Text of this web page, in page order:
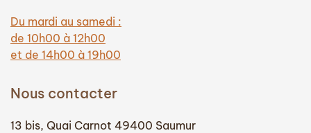
Du mardi au samedi :
de 10h00 à 12h00
et de 14h00 à 19h00
Nous contacter
13 bis, Quai Carnot 49400 Saumur